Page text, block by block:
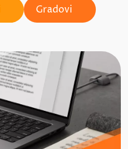
Gradovi